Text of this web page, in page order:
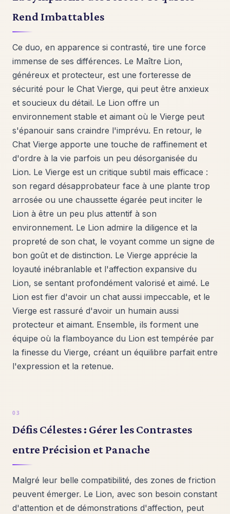
Rend Imbattables
Ce duo, en apparence si contrasté, tire une force
immense de ses différences. Le Maître Lion,
généreux et protecteur, est une forteresse de
sécurité pour le Chat Vierge, qui peut être anxieux
et soucieux du détail. Le Lion offre un
environnement stable et aimant où le Vierge peut
s'épanouir sans craindre l'imprévu. En retour, le
Chat Vierge apporte une touche de raffinement et
d'ordre à la vie parfois un peu désorganisée du
Lion. Le Vierge est un critique subtil mais efficace :
son regard désapprobateur face à une plante trop
arrosée ou une chaussette égarée peut inciter le
Lion à être un peu plus attentif à son
environnement. Le Lion admire la diligence et la
propreté de son chat, le voyant comme un signe de
bon goût et de distinction. Le Vierge apprécie la
loyauté inébranlable et l'affection expansive du
Lion, se sentant profondément valorisé et aimé. Le
Lion est fier d'avoir un chat aussi impeccable, et le
Vierge est rassuré d'avoir un humain aussi
protecteur et aimant. Ensemble, ils forment une
équipe où la flamboyance du Lion est tempérée par
la finesse du Vierge, créant un équilibre parfait entre
l'expression et la retenue.
Défis Célestes : Gérer les Contrastes
entre Précision et Panache
Malgré leur belle compatibilité, des zones de friction
peuvent émerger. Le Lion, avec son besoin constant
d'attention et de démonstrations d'affection, peut